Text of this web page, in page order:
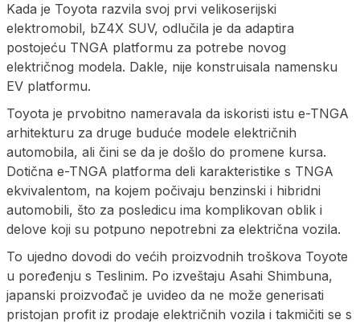
Kada je Toyota razvila svoj prvi velikoserijski
elektromobil, bZ4X SUV, odlučila je da adaptira
postojeću TNGA platformu za potrebe novog
električnog modela. Dakle, nije konstruisala namensku
EV platformu.
Toyota je prvobitno nameravala da iskoristi istu e-TNGA
arhitekturu za druge buduće modele električnih
automobila, ali čini se da je došlo do promene kursa.
Dotična e-TNGA platforma deli karakteristike s TNGA
ekvivalentom, na kojem počivaju benzinski i hibridni
automobili, što za posledicu ima komplikovan oblik i
delove koji su potpuno nepotrebni za električna vozila.
To ujedno dovodi do većih proizvodnih troškova Toyote
u poređenju s Teslinim. Po izveštaju Asahi Shimbuna,
japanski proizvođač je uvideo da ne može generisati
pristojan profit iz prodaje električnih vozila i takmičiti se s